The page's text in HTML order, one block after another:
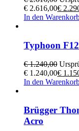
€ 2.616,00€
In den
Typhoon
€1.240,00
€ 1.240,00€
In den
Brügger
Acro